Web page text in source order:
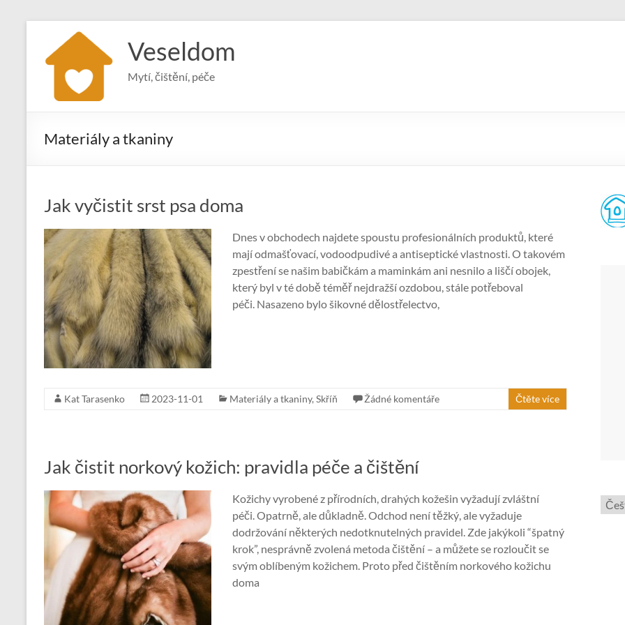
content
Veseldom
Mytí, čištění, péče
Materiály a tkaniny
Jak vyčistit srst psa doma
Dnes v obchodech najdete spoustu profesionálních produktů, které
mají odmašťovací, vodoodpudivé a antiseptické vlastnosti. O takovém
zpestření se našim babičkám a maminkám ani nesnilo a liščí obojek,
který byl v té době téměř nejdražší ozdobou, stále potřeboval
péči. Nasazeno bylo šikovné dělostřelectvo,
Kat Tarasenko 2023-11-01 Materiály a tkaniny, Skříň Žádné komentáře Čtěte více
Jak čistit norkový kožich: pravidla péče a čištění
Kožichy vyrobené z přírodních, drahých kožešin vyžadují zvláštní
péči. Opatrně, ale důkladně. Odchod není těžký, ale vyžaduje
dodržování některých nedotknutelných pravidel. Zde jakýkoli “špatný
krok”, nesprávně zvolená metoda čištění – a můžete se rozloučit se
svým oblíbeným kožichem. Proto před čištěním norkového kožichu
doma
jazyk